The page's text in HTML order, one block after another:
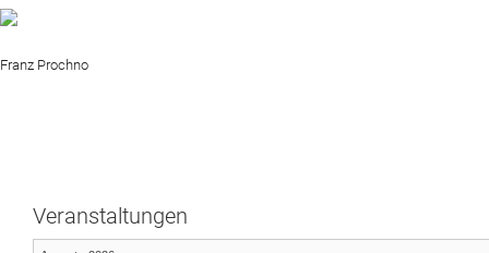
Franz Prochno
Veranstaltungen